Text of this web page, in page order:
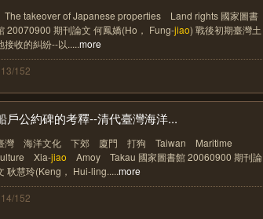
takeover of Japanese properties Land rights 國家圖書
20070900 期刊論文 何鳳嬌(Ho， Fung-jiao) 戰後初期臺灣土
接收的糾紛--以.....more
152
戶公約碑的考釋--清代臺灣海洋...
灣 海洋文化 下郊 廈門 打狗 Taiwan Maritime
Xia-jiao Amoy Takau 國家圖書館 20060900 期刊論
耿慧玲(Keng， Hui-ling.....more
152